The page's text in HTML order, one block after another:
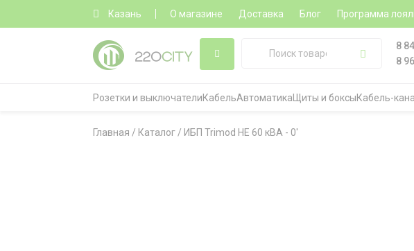
Казань О магазине Доставка Блог Программа
8
8
Розетки и выключателиКабельАвтоматика Щиты и боксыКабель-
Главная / Каталог / ИБП Trimod HE 60 кВА - 0'